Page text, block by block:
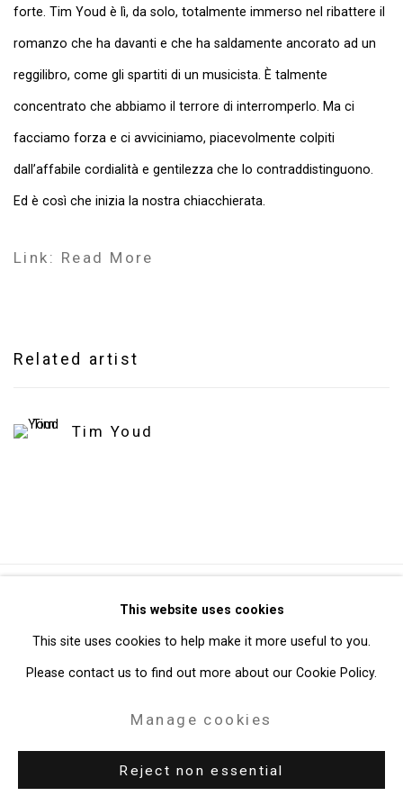
forte. Tim Youd è lì, da solo, totalmente immerso nel ribattere il
romanzo che ha davanti e che ha saldamente ancorato ad un
reggilibro, come gli spartiti di un musicista. È talmente
concentrato che abbiamo il terrore di interromperlo. Ma ci
facciamo forza e ci avviciniamo, piacevolmente colpiti
dall’affabile cordialità e gentilezza che lo contraddistinguono.
Ed è così che inizia la nostra chiacchierata.
Link: Read More
Related artist
Tim Youd
Privacy Policy Manage cookies
Copyright © 2026 Cristin Tierney Gallery
Site by Artlogic
49 Walker Street, New York, NY 10013
This website uses cookies
This site uses cookies to help make it more useful to you.
Please contact us to find out more about our Cookie Policy.
Manage cookies
Reject non essential